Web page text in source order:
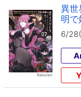
異世
明で
6/